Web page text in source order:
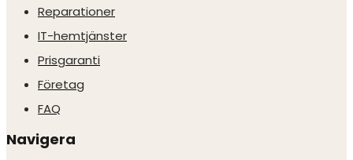
Reparationer
IT-hemtjänster
Prisgaranti
Företag
FAQ
Navigera